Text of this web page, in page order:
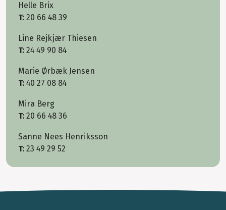
Helle Brix
T: 20 66 48 39
Line Rejkjær Thiesen
T: 24 49 90 84
Marie Ørbæk Jensen
T: 40 27 08 84
Mira Berg
T: 20 66 48 36
Sanne Nees Henriksson
T: 23 49 29 52